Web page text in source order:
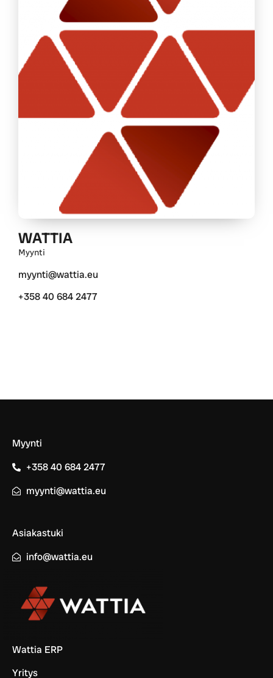
WATTIA
Myynti
myynti@wattia.eu
+358 40 684 2477
Myynti
+358 40 684 2477
myynti@wattia.eu
Asiakastuki
info@wattia.eu
Wattia ERP
Yritys